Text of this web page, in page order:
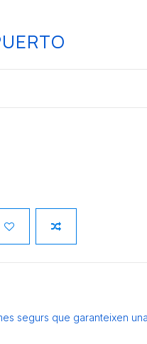
segurs que garanteixen